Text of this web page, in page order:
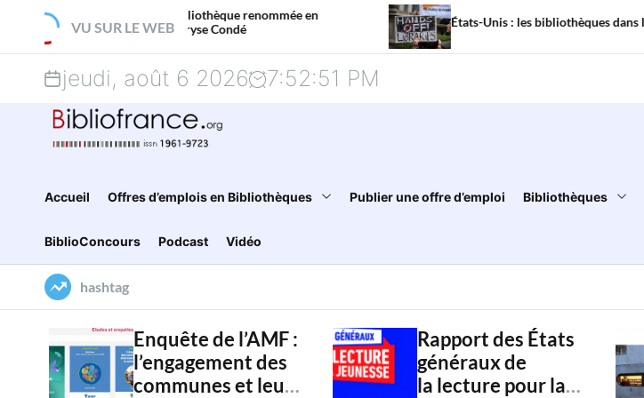
k
o
VU SUR LE WEB
Paris, une bibliothèque renommée en
à Maryse Condé
États-Unis : les bibliothèques dans la tourmente
jeudi, août 6 2026 7:52:52 PM
Accueil Offres d’emplois en Bibliothèques Publier une offre d’emploi Bibliothèques
BiblioConcours Podcast Vidéo
hashtag
Enquête de l’AMF :
l’engagement des
communes et leur
Rapport des États
généraux de
la lecture pour la